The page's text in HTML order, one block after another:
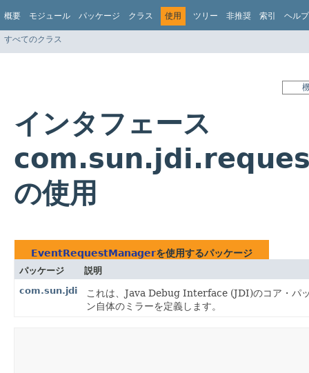
概要 モジュール パッケージ クラス 使用 ツリー 非推奨 索引 ヘルプ
すべてのクラス
インタフェース
の使用
EventRequestManagerを使用するパッケージ
パッケージ
説明
com.sun.jdi
これは、Java Debug Interface (JDI)のコア・パ
ン自体のミラーを定義します。